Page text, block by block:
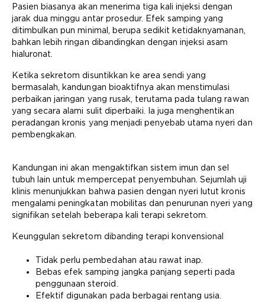
Pasien biasanya akan menerima tiga kali injeksi dengan
jarak dua minggu antar prosedur. Efek samping yang
ditimbulkan pun minimal, berupa sedikit ketidaknyamanan,
bahkan lebih ringan dibandingkan dengan injeksi asam
hialuronat.
Ketika sekretom disuntikkan ke area sendi yang
bermasalah, kandungan bioaktifnya akan menstimulasi
perbaikan jaringan yang rusak, terutama pada tulang rawan
yang secara alami sulit diperbaiki. Ia juga menghentikan
peradangan kronis yang menjadi penyebab utama nyeri dan
pembengkakan.
Kandungan ini akan mengaktifkan sistem imun dan sel
tubuh lain untuk mempercepat penyembuhan. Sejumlah uji
klinis menunjukkan bahwa pasien dengan nyeri lutut kronis
mengalami peningkatan mobilitas dan penurunan nyeri yang
signifikan setelah beberapa kali terapi sekretom.
Keunggulan sekretom dibanding terapi konvensional
Tidak perlu pembedahan atau rawat inap.
Bebas efek samping jangka panjang seperti pada
penggunaan steroid.
Efektif digunakan pada berbagai rentang usia.